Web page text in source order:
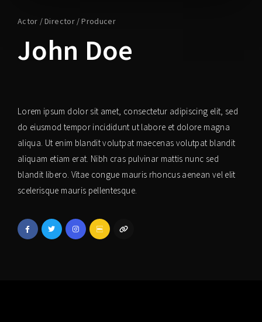
Actor Director Producer
John Doe
Lorem ipsum dolor sit amet, consectetur adipiscing elit, sed
do eiusmod tempor incididunt ut labore et dolore magna
aliqua. Ut enim blandit volutpat maecenas volutpat blandit
aliquam etiam erat. Nibh cras pulvinar mattis nunc sed
blandit libero. Vitae congue mauris rhoncus aenean vel elit
scelerisque mauris pellentesque.